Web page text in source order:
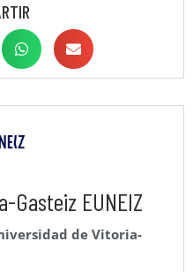
Gasteiz EUNEIZ
de Vitoria-